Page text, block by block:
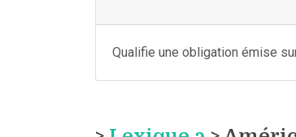
Qualifie une obligation émise